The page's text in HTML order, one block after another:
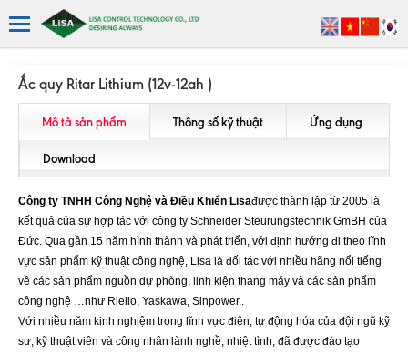
Ắc quy Ritar Lithium (12v-12ah )
Mô tả sản phẩm Thông số kỹ thuật Ứng dụng
Download
Công ty TNHH Công Nghệ và Điều Khiển Lisađược thành lập từ 2005 là
kết quả của sự hợp tác với công ty Schneider Steurungstechnik GmBH của
Đức. Qua gần 15 năm hình thành và phát triển, với định hướng đi theo lĩnh
vực sản phẩm kỹ thuật công nghệ, Lisa là đối tác với nhiều hãng nổi tiếng
về các sản phẩm nguồn dự phòng, linh kiện thang máy và các sản phẩm
công nghệ …như Riello, Yaskawa, Sinpower..
Với nhiều năm kinh nghiệm trong lĩnh vực điện, tự động hóa của đội ngũ kỹ
sư, kỹ thuật viên và công nhân lành nghề, nhiệt tình, đã được đào tạo